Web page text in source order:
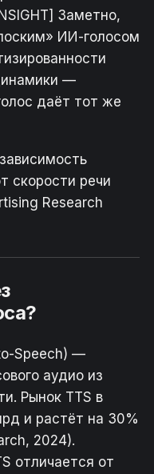
Заметно,
ИИ-голосом
—
даёт тот же
скорости речи
Research
Speech) —
аудио из
Рынок TTS в
и растёт на 30%
2024).
отличается от